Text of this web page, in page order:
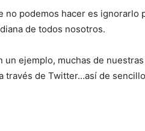
no podemos hacer es ignorarlo
de todos nosotros.
un ejemplo, muchas de nuestras
través de Twitter…así de